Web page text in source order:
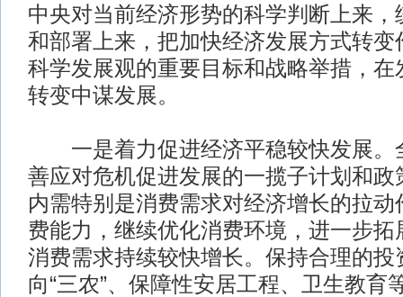
中央对当前经济形势的科学判断上来，
和部署上来，把加快经济发展方式转变
科学发展观的重要目标和战略举措，在
转变中谋发展。
一是着力促进经济平稳较快发展。
善应对危机促进发展的一揽子计划和政
内需特别是消费需求对经济增长的拉
费能力，继续优化消费环境，进一步拓
消费需求持续较快增长。保持合理的投
向“三农”、保障性安居工程、卫生教育